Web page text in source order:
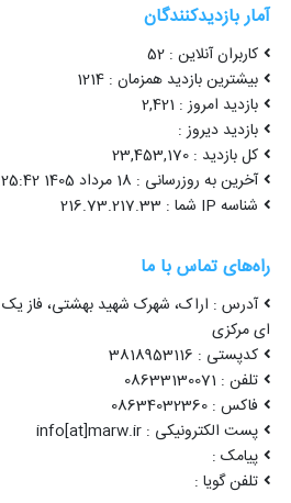
آمار بازدیدکنندگان
کاربران آنلاین : 52
بیشترین بازدید همزمان : 1214
بازدید امروز : 2,421
بازدید دیروز :
کل بازدید : 23,453,170
آخرین به روزرسانی : 18 مرداد 1405 08:25:42
شناسه IP شما : 216.73.217.33
راه‌های تماس با ما
آدرس : اراک، شهرک شهید بهشتی، فاز
ای مرکزی
کدپستی : 3818953116
تلفن : 08633130071
فاکس : 08634032360
پست الکترونیکی : info[at]marw.ir
پیامک :
تلفن گویا :